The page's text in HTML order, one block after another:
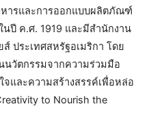
ารและการออกแบบผลิตภัณฑ์
ปี ค.ศ. 1919 และมีสำนักงาน
ประเทศสหรัฐอเมริกา โดย
นวัตกรรมจากความร่วมมือ
จและความสร้างสรรค์เพื่อหล่อ
to Nourish the